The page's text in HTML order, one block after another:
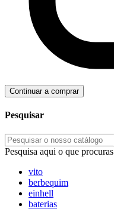
Continuar a comprar
Pesquisar
Pesquisa aqui o que procuras
vito
berbequim
einhell
baterias